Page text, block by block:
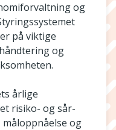
og
på viktige
og
årlige
risiko- og sår­
og